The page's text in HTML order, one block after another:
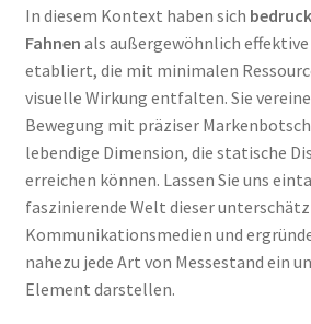
In diesem Kontext haben sich
Fahnen als außergewöhnlich
etabliert, die mit minimalen
visuelle Wirkung entfalten. Sie
Bewegung mit präziser
lebendige Dimension, die statische
erreichen können. Lassen Sie uns
faszinierende Welt dieser
Kommunikationsmedien und
nahezu jede Art von Messestand ein
Element darstellen.